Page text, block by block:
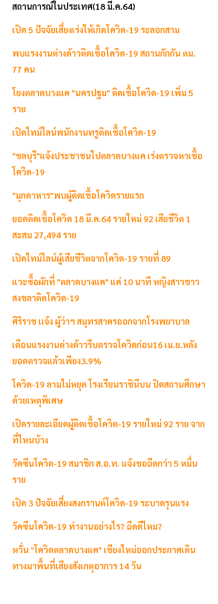
สถานการณ์ในประเทศ(18 มี.ค.64)
เปิด 5 ปัจจัยเสี่ยงเร่งให้เกิดโควิด-19 ระลอกสาม
พบแรงงานต่างด้าวติดเชื้อโควิด-19 สถานกักกัน ตม.
77 คน
โยงตลาดบางแค "นครปฐม" ติดเชื้อโควิด-19 เพิ่ม 5
ราย
เปิดไทม์ไลน์พนักงานทรูติดเชื้อโควิด-19
"ชลบุรี"แจ้งประชาชนไปตลาดบางแค เร่งตรวจหาเชื้อ
โควิด-19
"มุกดาหาร"พบผู้ติดเชื้อโควิดรายแรก
ยอดติดเชื้อโควิด 18 มี.ค.64 รายใหม่ 92 เสียชีวิต 1
สะสม 27,494 ราย
เปิดไทม์ไลน์ผู้เสียชีวิตจากโควิด-19 รายที่ 89
แวะซื้อผักที่ "ตลาดบางแค" แค่ 10 นาที หญิงสาวชาว
สงขลาติดโควิด-19
ศิริราช เเจ้ง ผู้ว่าฯ สมุทรสาครออกจากโรงพยาบาล
เตือนแรงงานต่างด้าวรีบตรวจโควิดก่อน16 เม.ย.หลัง
ยอดตรวจแล้วเพียง3.9%
โควิด-19 ลามไม่หยุด โรงเรียนราชินีบน ปิดสถานศึกษา
ด้วยเหตุพิเศษ
เปิดรายละเอียดผู้ติดเชื้อโควิด-19 รายใหม่ 92 ราย จาก
ที่ไหนบ้าง
วัคซีนโควิด-19 สมาชิก ส.อ.ท. แจ้งขอฉีดกว่า 5 หมื่น
ราย
เปิด 3 ปัจจัยเสี่ยงสงกรานต์โควิด-19 ระบาดรุนแรง
วัคซีนโควิด-19 ทำงานอย่างไร? ฉีดดีไหม?
หวั่น "โควิดตลาดบางแค" เชียงใหม่ออกประกาศเดิน
ทางมาพื้นที่เสียงสังเกตุอาการ 14 วัน